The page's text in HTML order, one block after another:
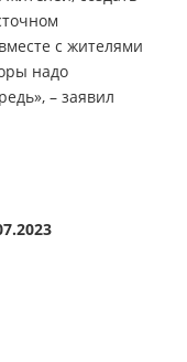
с жителями
надо
– заявил